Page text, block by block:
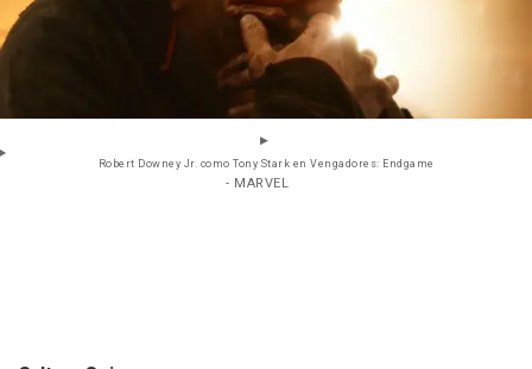
Robert Downey Jr. como Tony Stark en Vengadores: Endgame
- MARVEL